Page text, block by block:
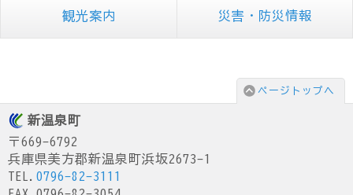
観光案内 災害・防災情報
ページトップへ
新温泉町
〒669-6792
兵庫県美方郡新温泉町浜坂2673-1
TEL. 0796-82-3111